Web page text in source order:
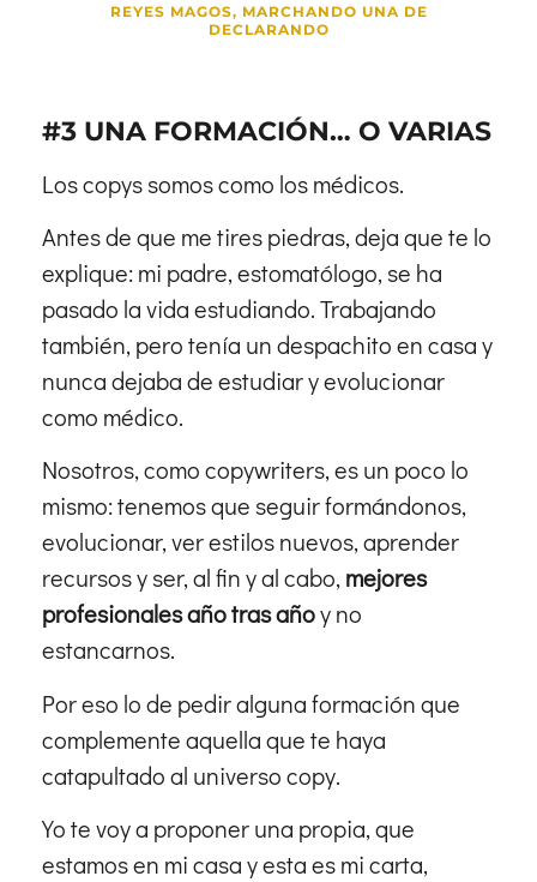
REYES MAGOS, MARCHANDO UNA DE
DECLARANDO
#3 UNA FORMACIÓN… O VARIAS
Los copys somos como los médicos.
Antes de que me tires piedras, deja que te lo
explique: mi padre, estomatólogo, se ha
pasado la vida estudiando. Trabajando
también, pero tenía un despachito en casa y
nunca dejaba de estudiar y evolucionar
como médico.
Nosotros, como copywriters, es un poco lo
mismo: tenemos que seguir formándonos,
evolucionar, ver estilos nuevos, aprender
recursos y ser, al fin y al cabo, mejores
profesionales año tras añoy no
estancarnos.
Por eso lo de pedir alguna formación que
complemente aquella que te haya
catapultado al universo copy.
Yo te voy a proponer una propia, que
estamos en mi casa y esta es mi carta,